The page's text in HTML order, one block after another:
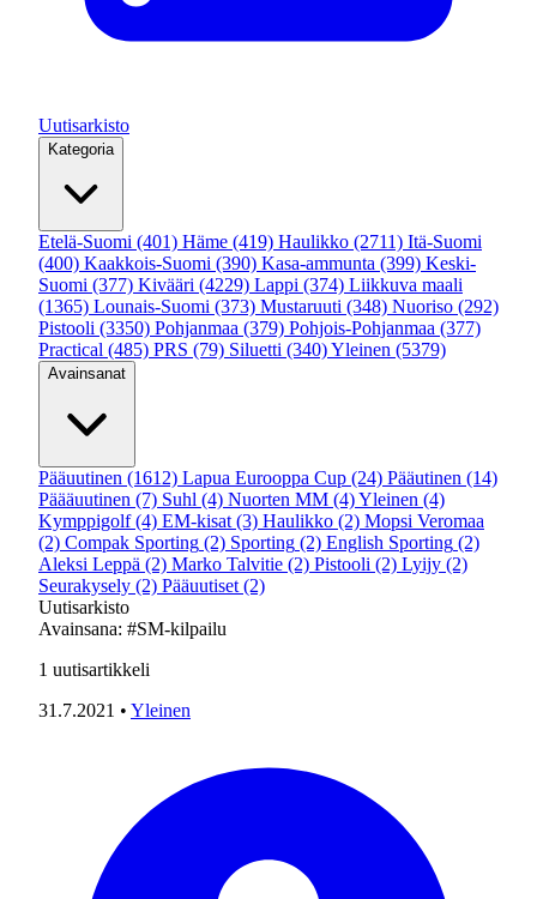
Uutisarkisto
Kategoria
Etelä-Suomi (401) Häme (419) Haulikko (2711) Itä-Suomi
(400) Kaakkois-Suomi (390) Kasa-ammunta (399) Keski-
Suomi (377) Kivääri (4229) Lappi (374) Liikkuva maali
(1365) Lounais-Suomi (373) Mustaruuti (348) Nuoriso (292)
Pistooli (3350) Pohjanmaa (379) Pohjois-Pohjanmaa (377)
Practical (485) PRS (79) Siluetti (340)Yleinen (5379)
Avainsanat
Pääuutinen (1612) Lapua Eurooppa Cup (24) Pääutinen (14)
Päääuutinen (7) Suhl (4) Nuorten MM (4)Yleinen (4)
Kymppigolf (4) EM-kisat (3) Haulikko (2) Mopsi Veromaa
(2) Compak Sporting (2) Sporting (2) English Sporting (2)
Aleksi Leppä (2) Marko Talvitie (2) Pistooli (2) Lyijy (2)
Seurakysely (2) Pääuutiset (2)
Uutisarkisto
Avainsana: #SM-kilpailu
1 uutisartikkeli
31.7.2021 • Yleinen